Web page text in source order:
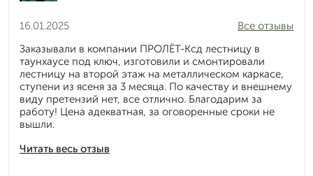
16.01.2025
Читать весь отзыв
Все отзывы
Заказывали в компании ПРОЛЁТ-Ксд лестницу в
таунхаусе под ключ, изготовили и смонтировали
лестницу на второй этаж на металлическом каркасе,
ступени из ясеня за 3 месяца. По качеству и внешнему
виду претензий нет, все отлично. Благодарим за
работу! Цена адекватная, за оговоренные сроки не
вышли.